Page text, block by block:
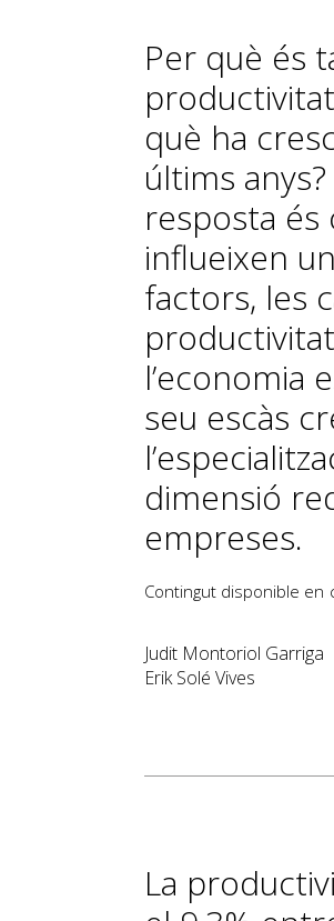
Per què és
què ha
últims
resposta és
influeixen
factors, les
l’economia
seu escàs
dimensió
empreses.
Contingut disponible en
Judit Montoriol Garriga
Erik Solé Vives
La